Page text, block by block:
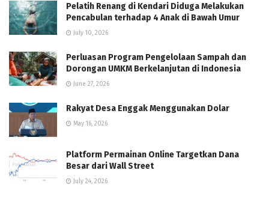
Pelatih Renang di Kendari Diduga Melakukan
Pencabulan terhadap 4 Anak di Bawah Umur
July 10, 2026
Perluasan Program Pengelolaan Sampah dan
Dorongan UMKM Berkelanjutan di Indonesia
June 27, 2026
Rakyat Desa Enggak Menggunakan Dolar
May 16, 2026
Platform Permainan Online Targetkan Dana
Besar dari Wall Street
July 24, 2026